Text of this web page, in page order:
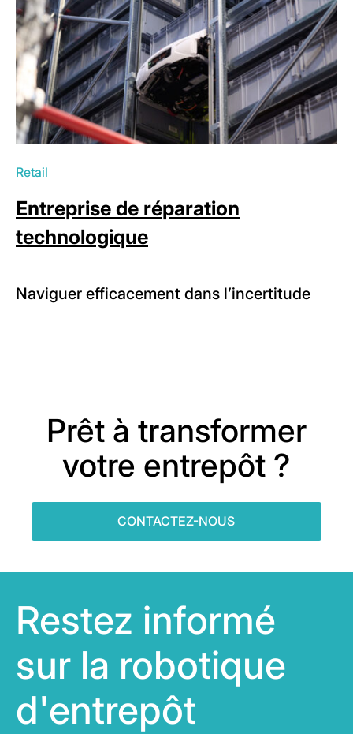
Retail
Entreprise de réparation
technologique
Naviguer efficacement dans l’incertitude
Prêt à transformer
votre entrepôt ?
CONTACTEZ-NOUS
Restez informé
sur la robotique
d'entrepôt